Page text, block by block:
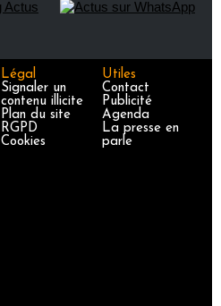
Légal
Signaler un
contenu illicite
Plan du site
RGPD
Cookies
Utiles
Contact
Publicité
Agenda
La presse en
parle